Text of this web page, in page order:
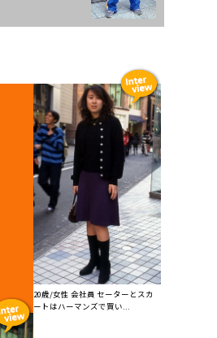
20歳/女性 会社員 セーターとスカ
ートはハーマンズで買い...